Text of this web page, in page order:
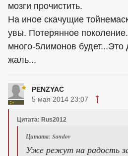
мозги прочистить.
На иное скачущие
увы. Потерянное
много-5лимонов будет...Это
жаль...
PENZYAC
5 мая 2014 23:07
Цитата: Rus2012
Цитата: Sandov
Уже режут на радость